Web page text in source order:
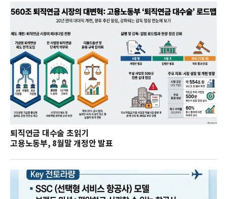
퇴직연금 대수술 초읽기
고용노동부, 8월말 개정안 발표